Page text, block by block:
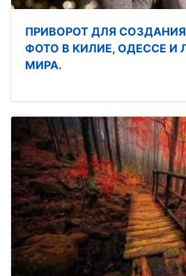
ПРИВОРОТ ДЛЯ
ФОТО В КИЛИЕ, ОДЕССЕ И
МИРА.